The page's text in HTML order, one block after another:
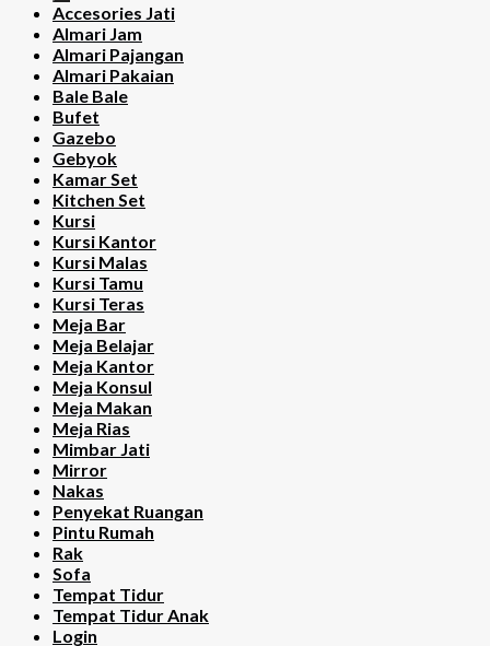
Accesories Jati
Almari Jam
Almari Pajangan
Almari Pakaian
Bale Bale
Bufet
Gazebo
Gebyok
Kamar Set
Kitchen Set
Kursi
Kursi Kantor
Kursi Malas
Kursi Tamu
Kursi Teras
Meja Bar
Meja Belajar
Meja Kantor
Meja Konsul
Meja Makan
Meja Rias
Mimbar Jati
Mirror
Nakas
Penyekat Ruangan
Pintu Rumah
Rak
Sofa
Tempat Tidur
Tempat Tidur Anak
Login